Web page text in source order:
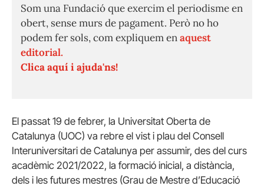
Som una Fundació que exercim el periodisme en
obert, sense murs de pagament. Però no ho
podem fer sols, com expliquem enaquest
editorial.
Clica aquí i ajuda'ns!
El passat 19 de febrer, la Universitat Oberta de
Catalunya (UOC) va rebre el vist i plau del Consell
Interuniversitari de Catalunya per assumir, des del curs
acadèmic 2021/2022, la formació inicial, a distància,
dels i les futures mestres (Grau de Mestre d’Educació